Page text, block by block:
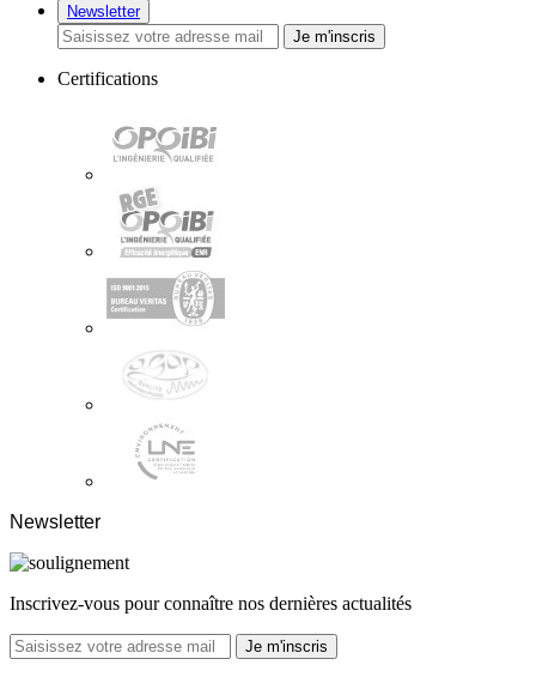
Newsletter
Je m'inscris
Certifications
Newsletter
Inscrivez-vous pour connaître nos dernières actualités
Je m'inscris